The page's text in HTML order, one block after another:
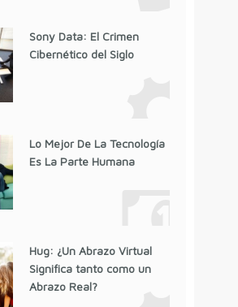
Sony Data: El Crimen
Cibernético del Siglo
Lo Mejor De La Tecnología
Es La Parte Humana
Hug: ¿Un Abrazo Virtual
Significa tanto como un
Abrazo Real?